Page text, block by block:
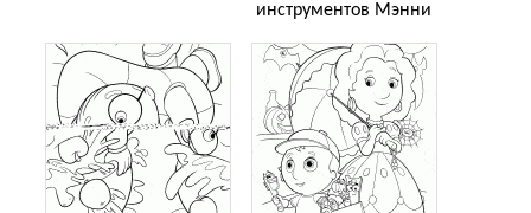
инструментов Мэнни